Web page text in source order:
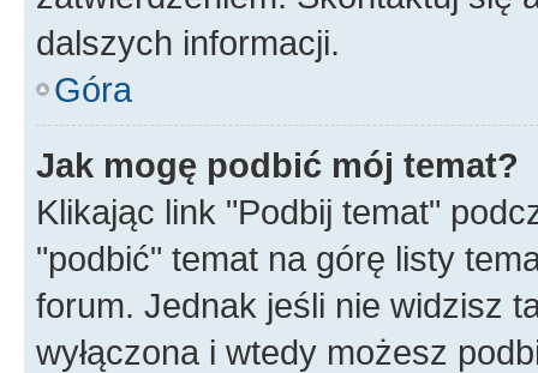
dalszych informacji.
Góra
Jak mogę podbić mój temat?
Klikając link "Podbij temat"
"podbić" temat na górę listy
forum. Jednak jeśli nie widzisz
wyłączona i wtedy możesz